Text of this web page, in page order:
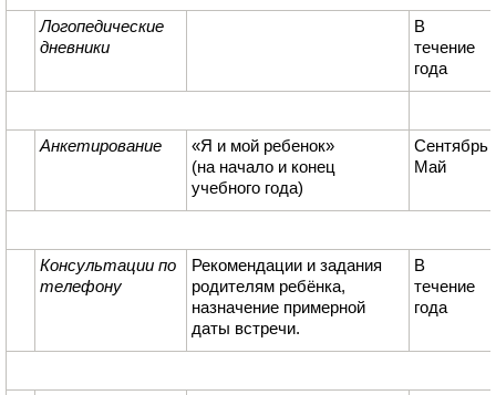
Логопедические
дневники
В
течение
года
Анкетирование
«Я и мой ребенок»
(на начало и конец
учебного года)
Сентябрь
Май
Консультации по
телефону
Рекомендации и задания
родителям ребёнка,
назначение примерной
даты встречи.
В
течение
года